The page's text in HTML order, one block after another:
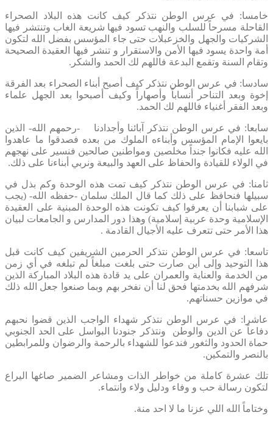
خامسا: في عرس الوطن نتذكر كيف كانت هذه البلاد الصحراء
القاحلة مسرحاً للسلب والنهب تسود فيها شريعة الغاب وتنتشر فيها
الشركيات والجهل والخزعبلات حتى جاء المؤسس بفضل الله لتكون
أمة واحدة يسود فيها الأمن والاستقرار و تنشر فيها العقيدة الصحيحة
وتقام السنة وتقمع البدعة فاللهم لك الحمد والشكر.
سادسا: في عرس الوطن نتذكر كيف أصبح أبناء الصحراء بعد الفرقة
إخوة وبعد التناحر أنساباً وأصهاراً وكيف أصبحوا بعد الجهل علماء
وبعد الفقر أغنياء فاللهم لك الحمد.
سابعا: في عرس الوطن نتذكر آبائنا وأجدادنا -رحمهم الله- الذين
بايعوا الإمام المؤسس وأبناءه الملوك من بعده فصدقوا ما عاهدوا
الله عليه فكانوا جنداً مخلصين ومواطنين صالحين فنسير على نهجهم
في الولاء للقيادة والحفاظ على العهد والبيعة ونربي أبناءنا على ذلك.
ثامنا: في عرس الوطن نتذكر كيف تمت هذه الوحدة وكم بذل في
سبيلها فنحافظ على ذلك كما قال الملك سلمان -حفظه الله- (يجب
على شبابنا أن يعرفوا كيف تكونت هذه الوحدة المبنية على العقيدة
الإسلامية وحدة عربية إسلامية) وهذا دور المدارس و الجامعات لبيان
هذا الأمر حتى تتعرف عليه الأجيال القادمة .
تاسعا: في عرس الوطن نتذكر الحرمين الشريفين كيف كانت قبل
هذا التوحيد وإلى أين صارت حتى بلغت مبلغاً لم تبلغه في أي زمن
من الخدمة والعناية والعمران على يد قادة هذه البلاد المباركة الذين
شرفهم الله بخدمتها فحق لنا أن نفخر بهم وبما صنعوا جعل الله ذلك
في موازين حسناتهم.
عاشرا: في عرس الوطن نتذكر شهداء الواجب الذين قضوا نحبهم
دفاعاً عن الدين والوطن ونتذكر جنودنا البواسل على الحد الجنوبي
حماة الحدود والثغور فندعوا للشهداء بالرحمة والرضوان وللمرابطين
بالنصر والتمكين.
تلك عشرة كاملة من خواطر الذات ومشاعر الضمير صاغها اليراع
لتكون رسالة حب و وفاء ودليل ولاء وانتماء.
وختاماً الله اللي عزنا ما لا احد منة.